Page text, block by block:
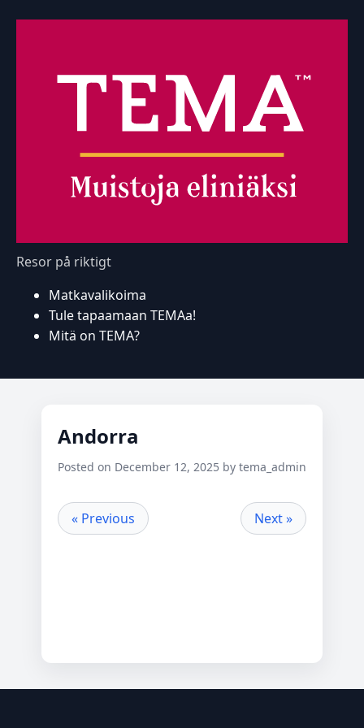
Resor på riktigt
Matkavalikoima
Tule tapaamaan TEMAa!
Mitä on TEMA?
Andorra
Posted on December 12, 2025 by tema_admin
« Previous Next »